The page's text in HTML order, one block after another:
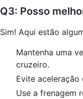
Q3: Posso
Sim! Aqui estão
Mantenha uma
cruzeiro.
Evite aceleração
Use a frenagem